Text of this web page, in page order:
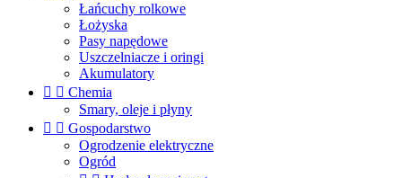
Łańcuchy rolkowe
Łożyska
Pasy napędowe
Uszczelniacze i oringi
Akumulatory
  Chemia
Smary, oleje i płyny
  Gospodarstwo
Ogrodzenie elektryczne
Ogród